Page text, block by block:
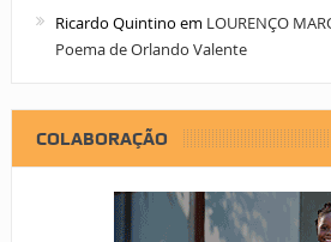
Ricardo Quintino em LOURENÇO
Poema de Orlando Valente
COLABORAÇÃO